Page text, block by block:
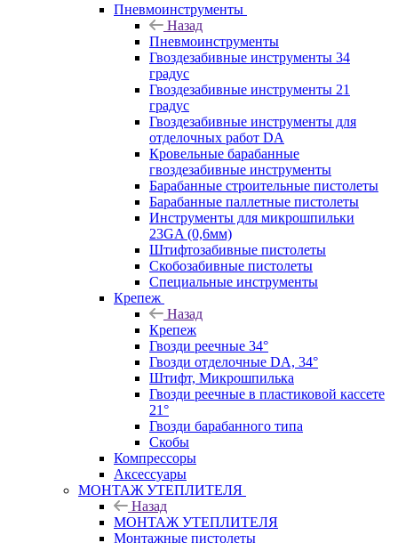
Пневмоинструменты
Назад
Пневмоинструменты
Гвоздезабивные инструменты 34
градус
Гвоздезабивные инструменты 21
градус
Гвоздезабивные инструменты для
отделочных работ DA
Кровельные барабанные
гвоздезабивные инструменты
Барабанные строительные пистолеты
Барабанные паллетные пистолеты
Инструменты для микрошпильки
23GA (0,6мм)
Штифтозабивные пистолеты
Скобозабивные пистолеты
Специальные инструменты
Крепеж
Назад
Крепеж
Гвозди реечные 34°
Гвозди отделочные DA, 34°
Штифт, Микрошпилька
Гвозди реечные в пластиковой кассете
21°
Гвозди барабанного типа
Скобы
Компрессоры
Аксессуары
МОНТАЖ УТЕПЛИТЕЛЯ
Назад
МОНТАЖ УТЕПЛИТЕЛЯ
Монтажные пистолеты